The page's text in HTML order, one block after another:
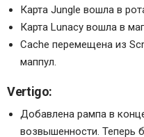
Карта Jungle вошла в
Карта Lunacy вошла в
Cache перемещена из
маппул.
Vertigo:
Добавлена рампа в
возвышенности. Теперь